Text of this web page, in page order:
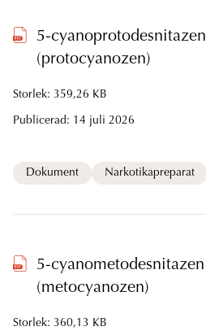
5-cyanoprotodesnitazen
(protocyanozen)
Storlek: 359,26 KB
Publicerad: 14 juli 2026
Dokument Narkotikapreparat
5-cyanometodesnitazen
(metocyanozen)
Storlek: 360,13 KB